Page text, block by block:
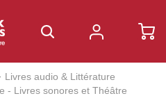
Livres audio & Littérature
- Livres sonores et Théâtre